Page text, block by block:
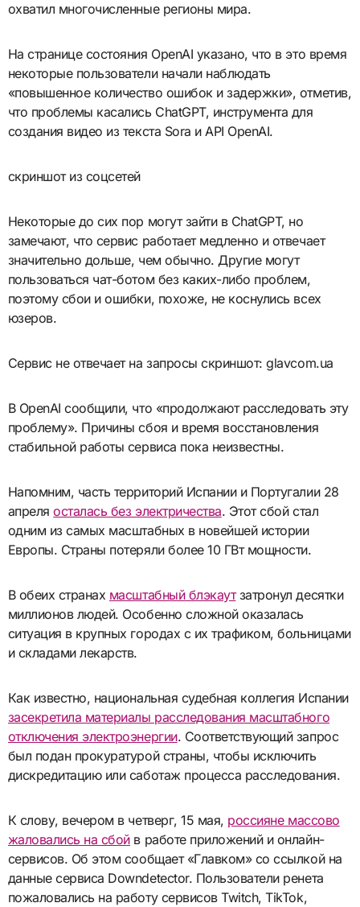
охватил многочисленные регионы мира.
На странице состояния OpenAI указано, что в это время
некоторые пользователи начали наблюдать
«повышенное количество ошибок и задержки», отметив,
что проблемы касались ChatGPT, инструмента для
создания видео из текста Sora и API OpenAI.
скриншот из соцсетей
Некоторые до сих пор могут зайти в ChatGPT, но
замечают, что сервис работает медленно и отвечает
значительно дольше, чем обычно. Другие могут
пользоваться чат-ботом без каких-либо проблем,
поэтому сбои и ошибки, похоже, не коснулись всех
юзеров.
Сервис не отвечает на запросы скриншот: glavcom.ua
В OpenAI сообщили, что «продолжают расследовать эту
проблему». Причины сбоя и время восстановления
стабильной работы сервиса пока неизвестны.
Напомним, часть территорий Испании и Португалии 28
апреляосталась без электричества. Этот сбой стал
одним из самых масштабных в новейшей истории
Европы. Страны потеряли более 10 ГВт мощности.
В обеих странах масштабный блэкаутзатронул десятки
миллионов людей. Особенно сложной оказалась
ситуация в крупных городах с их трафиком, больницами
и складами лекарств.
Как известно, национальная судебная коллегия Испании
засекретила материалы расследования масштабного
отключения электроэнергии. Соответствующий запрос
был подан прокуратурой страны, чтобы исключить
дискредитацию или саботаж процесса расследования.
К слову, вечером в четверг, 15 мая, россияне массово
жаловались на сбойв работе приложений и онлайн-
сервисов. Об этом сообщает «Главком» со ссылкой на
данные сервиса Downdetector. Пользователи ренета
пожаловались на работу сервисов Twitch, TikTok,